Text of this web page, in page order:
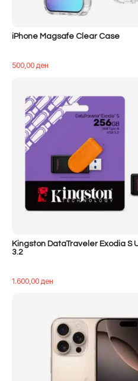
iPhone Magsafe Clear Case
500,00ден
Kingston DataTraveler Exodia S
3.2
1.600,00ден